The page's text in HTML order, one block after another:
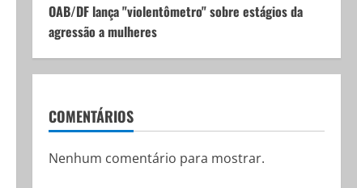
OAB/DF lança "violentômetro" sobre estágios da
agressão a mulheres
COMENTÁRIOS
Nenhum comentário para mostrar.